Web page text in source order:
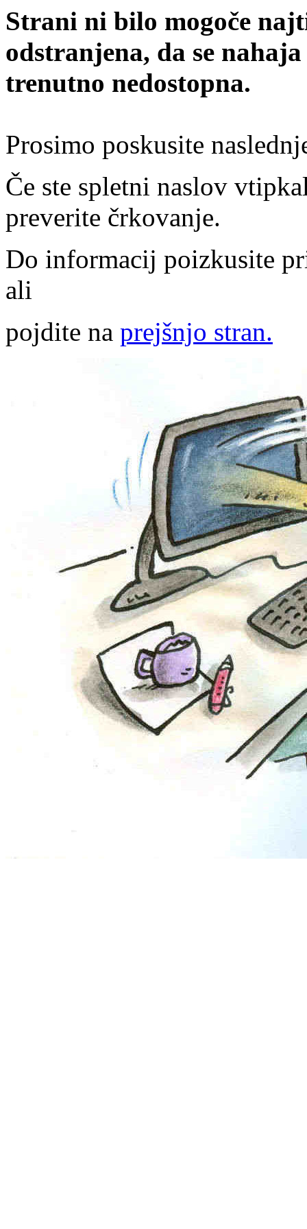
Strani ni bilo mogoče
odstranjena, da se
trenutno nedostopna.
Prosimo poskusite
Če ste spletni naslov
preverite črkovanje.
Do informacij poizkusite
ali
pojdite na prejšnjo stran.